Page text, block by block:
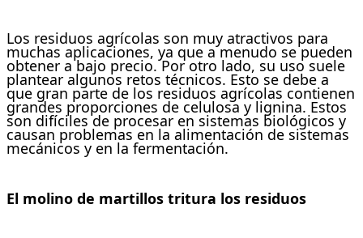
Los residuos agrícolas son muy atractivos para
muchas aplicaciones, ya que a menudo se pueden
obtener a bajo precio. Por otro lado, su uso suele
plantear algunos retos técnicos. Esto se debe a
que gran parte de los residuos agrícolas contienen
grandes proporciones de celulosa y lignina. Estos
son difíciles de procesar en sistemas biológicos y
causan problemas en la alimentación de sistemas
mecánicos y en la fermentación.
El molino de martillos tritura los residuos